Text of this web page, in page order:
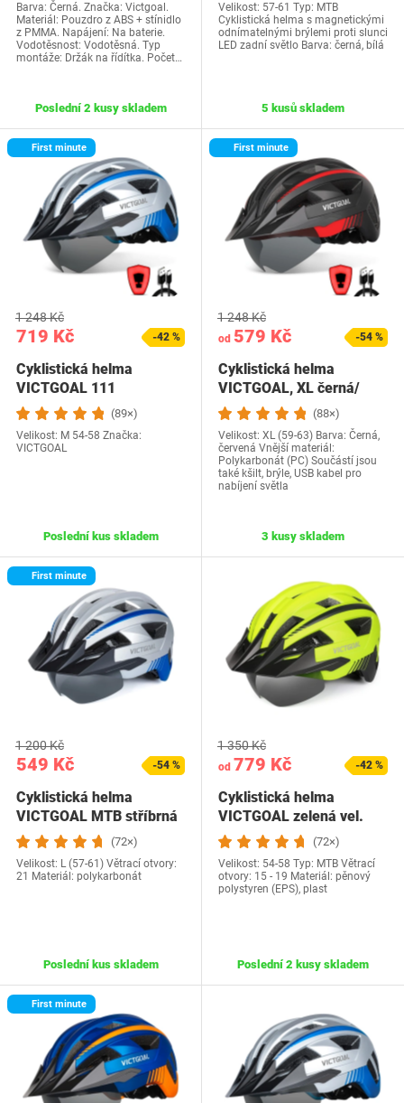
Barva: Černá. Značka: Victgoal.
Materiál: Pouzdro z ABS + stínidlo
z PMMA. Napájení: Na baterie.
Vodotěsnost: Vodotěsná. Typ
montáže: Držák na řídítka. Počet…
Poslední 2 kusy skladem
Velikost: 57-61 Typ: MTB
Cyklistická helma s magnetickými
odnímatelnými brýlemi proti slunci
LED zadní světlo Barva: černá, bílá
5 kusů skladem
First minute
719 Kč
1 248 Kč
-42 %
Cyklistická helma
VICTGOAL 111
(89×)
Velikost: M 54-58 Značka:
VICTGOAL
Poslední kus skladem
First minute
od 579 Kč
1 248 Kč
-54 %
Cyklistická helma
VICTGOAL, XL černá/
červená
(88×)
Velikost: XL (59-63) Barva: Černá,
červená Vnější materiál:
Polykarbonát (PC) Součástí jsou
také kšilt, brýle, USB kabel pro
nabíjení světla
3 kusy skladem
First minute
549 Kč
1 200 Kč
-54 %
Cyklistická helma
VICTGOAL MTB stříbrná
(72×)
Velikost: L (57-61) Větrací otvory:
21 Materiál: polykarbonát
Poslední kus skladem
od 779 Kč
1 350 Kč
-42 %
Cyklistická helma
VICTGOAL zelená vel.
54-58
(72×)
Velikost: 54-58 Typ: MTB Větrací
otvory: 15 - 19 Materiál: pěnový
polystyren (EPS), plast
Poslední 2 kusy skladem
First minute